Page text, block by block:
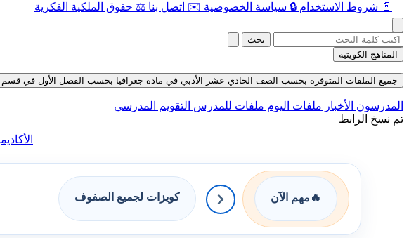
📄 شروط الاستخدام 🔒 سياسة الخصوصية ✉️ اتصل بنا ⚖️ حقوق الملكية الفكرية
بحث
المناهج الكويتية
جميع الملفات المتوفرة بحسب الصف الحادي عشر الأدبي في مادة جغرافيا بحسب الفصل الأول في قسم حلول حتى
المدرسون الأخبار ملفات اليوم ملفات للمدرس التقويم المدرسي
تم نسخ الرابط
🔥 مهم الآن كويزات لجميع الصفوف